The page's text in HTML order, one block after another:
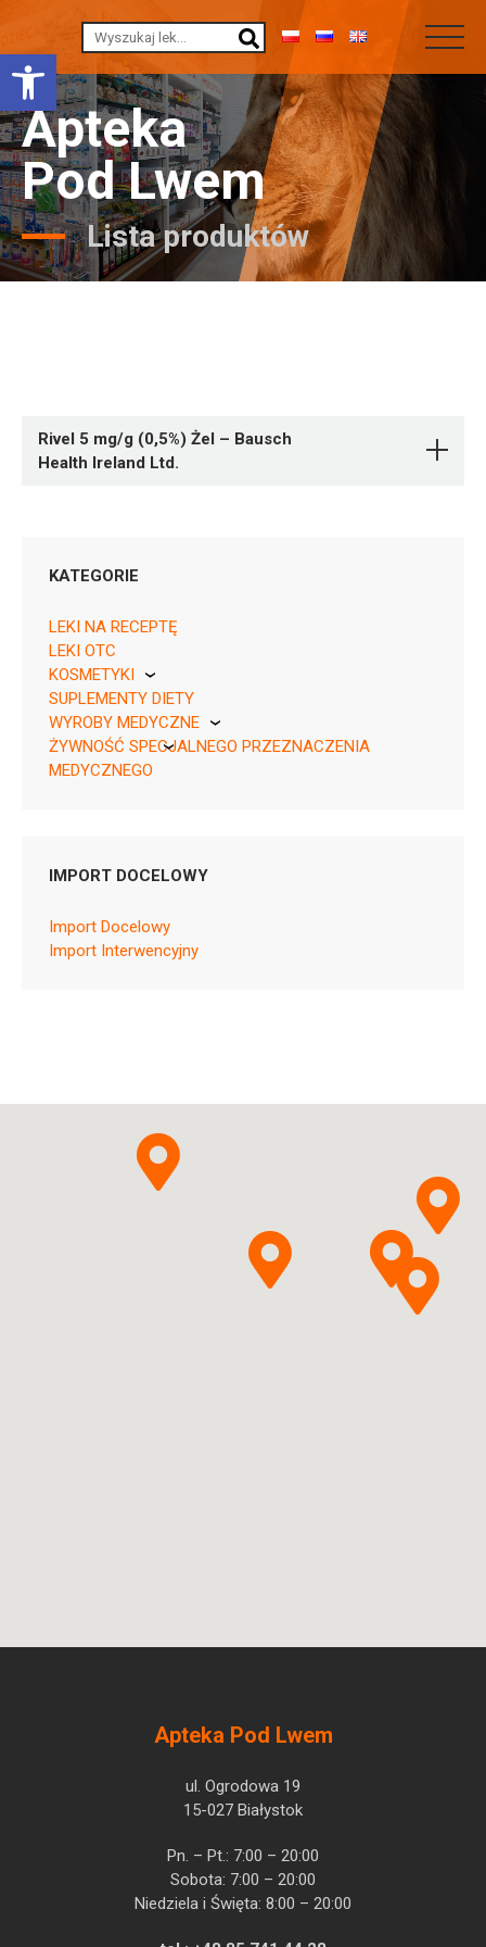
Otwórz pasek narzędzi
Apteka
Pod Lwem
Lista produktów
Rivel 5 mg/g (0,5%) Żel – Bausch
Health Ireland Ltd.
05909991000424 ¦ OTC ¦ 20752
1 tuba 100 g
05909991000417 ¦ OTC ¦ 61546
1 tuba 30 g
Ethacridini lactas
KATEGORIE
LEKI NA RECEPTĘ
LEKI OTC
KOSMETYKI
Pierre Fabre
SUPLEMENTY DIETY
WYROBY MEDYCZNE
KikGel
ŻYWNOŚĆ SPECJALNEGO PRZEZNACZENIA
MEDYCZNEGO
IMPORT DOCELOWY
Import Docelowy
Import Interwencyjny
Apteka Pod Lwem
ul. Ogrodowa 19
15-027 Białystok
Pn. – Pt.: 7:00 – 20:00
Sobota: 7:00 – 20:00
Niedziela i Święta: 8:00 – 20:00